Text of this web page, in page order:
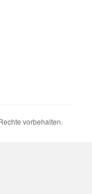
vorbehalten.